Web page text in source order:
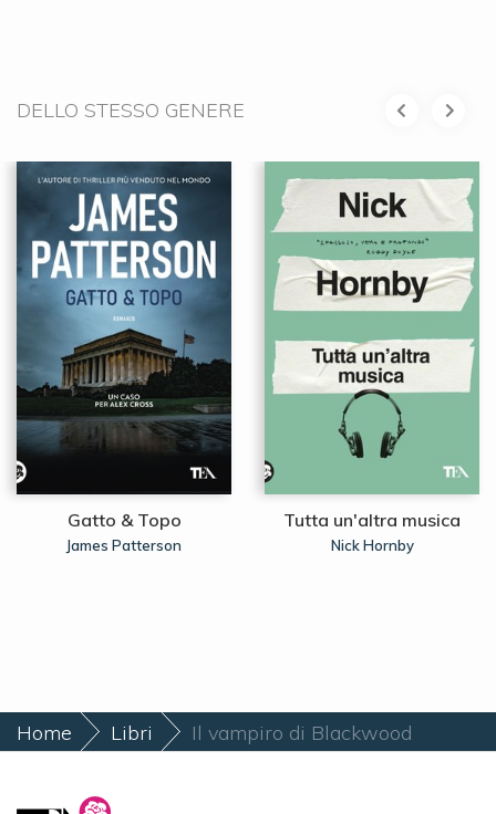
DELLO STESSO GENERE
Gatto & Topo
James Patterson
Tutta un'altra musica
Nick Hornby
Home Libri Il vampiro di Blackwood